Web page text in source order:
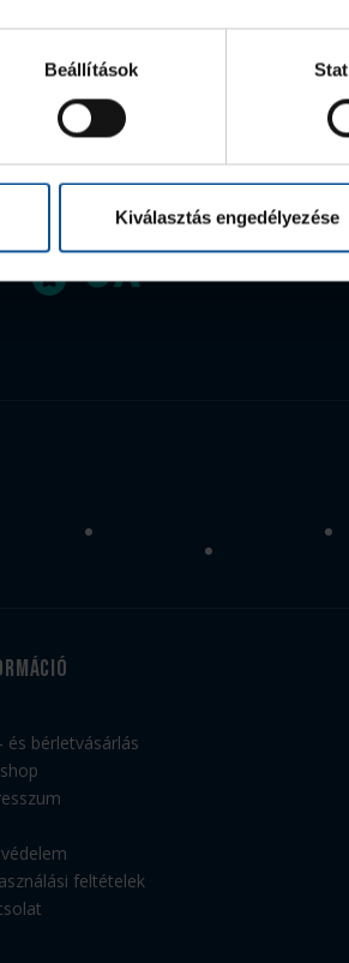
Beállítások
Kiválasztás engedélyezése
5x
és bérletvásárlás
feltételek